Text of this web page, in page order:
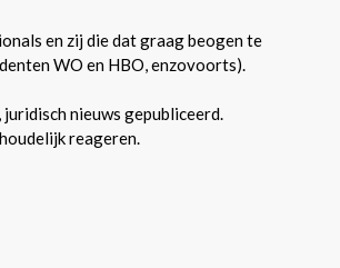
en zij die dat graag beogen te
WO en HBO, enzovoorts).
nieuws gepubliceerd.
reageren.